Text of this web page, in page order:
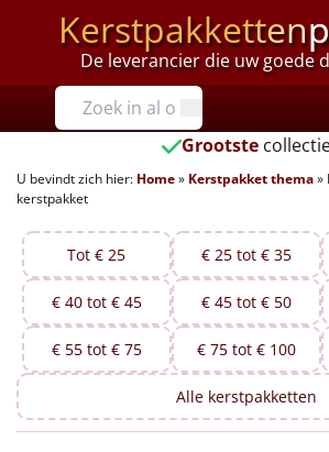
Kerstpakketten
De leverancier die uw goede
Prijzen
Tot €25
€25 tot €35
€35 tot €40
€40 tot €45
€45 tot €50
€50 tot €55
Grootste
U bevindt zich hier: Home» Kerstpakket thema»
kerstpakket
Tot € 25 € 25 tot € 35
€ 40 tot € 45 € 45 tot € 50
€ 55 tot € 75 € 75 tot € 100
Alle kerstpakketten